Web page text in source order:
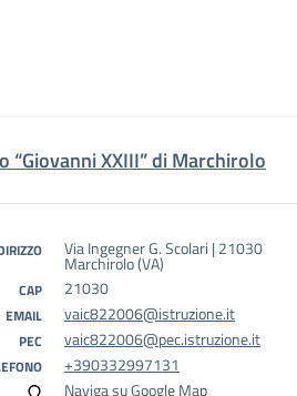
XXIII” di Marchirolo
Via Ingegner G. Scolari | 21030
Marchirolo (VA)
CAP 21030
EMAIL vaic822006@istruzione.it
PEC vaic822006@pec.istruzione.it
+390332997131
Naviga su Google Map